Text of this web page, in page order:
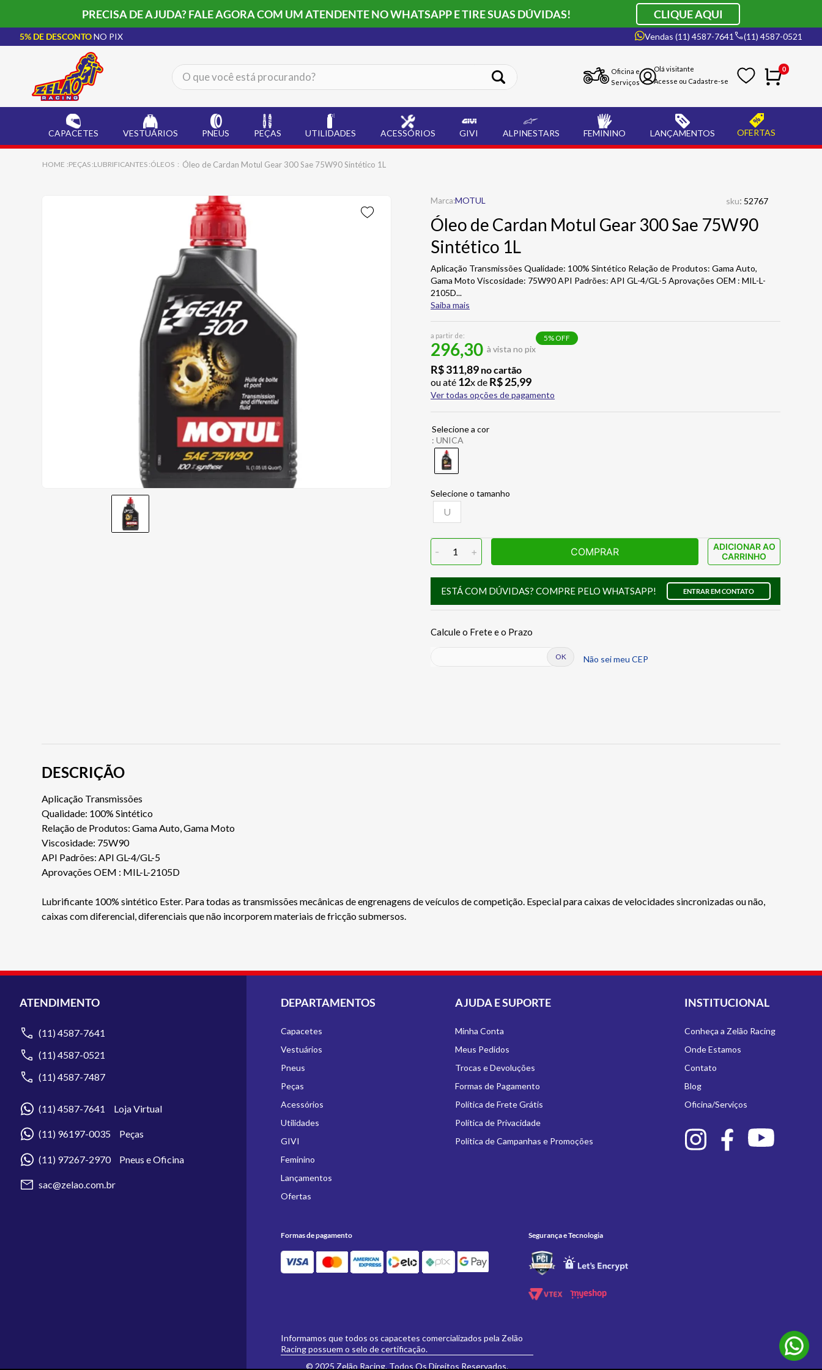
PRECISA DE AJUDA? FALE AGORA COM UM ATENDENTE NO WHATSAPP E TIRE SUAS DÚVIDAS! CLIQUE AQUI
5% DE DESCONTONO PIX Vendas (11) 4587-7641 (11) 4587-0521
O que você está procurando?
Oficina e
Serviços
0
CAPACETES VESTUÁRIOS PNEUS PEÇAS UTILIDADES ACESSÓRIOS GIVI ALPINESTARS FEMININO LANÇAMENTOS OFERTAS
PEÇAS LUBRIFICANTES ÓLEOS Óleo de Cardan Motul Gear 300 Sae 75W90 Sintético 1L
MOTUL sku: 52767
Óleo de Cardan Motul Gear 300 Sae 75W90
Sintético 1L
Aplicação Transmissões Qualidade: 100% Sintético Relação de Produtos: Gama Auto,
Gama Moto Viscosidade: 75W90 API Padrões: API GL-4/GL-5 Aprovações OEM : MIL-L-
2105D...
Saiba mais
a partir de:
296,30 à vista no pix
5% OFF
R$311,89 no cartão
ou até 12x de R$25,99
Ver todas opções de pagamento
: UNICA
U
- 1 + COMPRAR
ADICIONAR AO
CARRINHO
ESTÁ COM DÚVIDAS? COMPRE PELO WHATSAPP! ENTRAR EM CONTATO
Não sei meu CEP
DESCRIÇÃO
Aplicação Transmissões
Qualidade: 100% Sintético
Relação de Produtos: Gama Auto, Gama Moto
Viscosidade: 75W90
API Padrões: API GL-4/GL-5
Aprovações OEM : MIL-L-2105D
Lubrificante 100% sintético Ester. Para todas as transmissões mecânicas de engrenagens de veículos de competição. Especial para caixas de velocidades sincronizadas ou não,
caixas com diferencial, diferenciais que não incorporem materiais de fricção submersos.
ATENDIMENTO
(11) 4587-7641
(11) 4587-0521
(11) 4587-7487
(11) 4587-7641 Loja Virtual
(11) 96197-0035 Peças
(11) 97267-2970 Pneus e Oficina
sac@zelao.com.br
DEPARTAMENTOS
Capacetes
Vestuários
Pneus
Peças
Acessórios
Utilidades
GIVI
Feminino
Lançamentos
Ofertas
AJUDA E SUPORTE
Minha Conta
Meus Pedidos
Trocas e Devoluções
Formas de Pagamento
Política de Frete Grátis
Política de Privacidade
Política de Campanhas e Promoções
INSTITUCIONAL
Conheça a Zelão Racing
Onde Estamos
Contato
Blog
Oficina/Serviços
Formas de pagamento Segurança e Tecnologia
Informamos que todos os capacetes comercializados pela Zelão
Racing possuem o selo de certificação.
© 2025 Zelão Racing. Todos Os Direitos Reservados.
CAPACETE LS2
2º BOTA
3º JAQUETA
AIROH
BOTAS